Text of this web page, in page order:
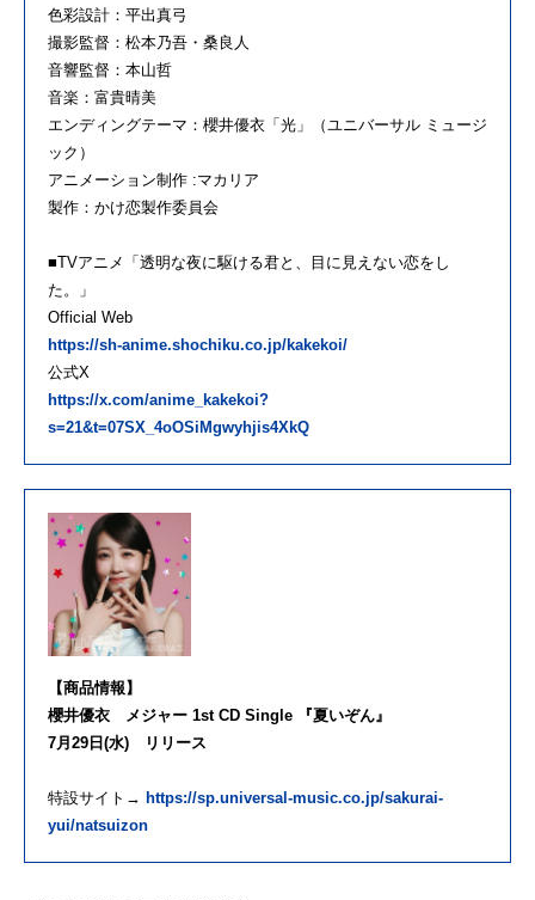
色彩設計：平出真弓
撮影監督：松本乃吾・桑良人
音響監督：本山哲
音楽：富貴晴美
エンディングテーマ：櫻井優衣「光」（ユニバーサル ミュージ
ック）
アニメーション制作 :マカリア
製作：かけ恋製作委員会
■TVアニメ「透明な夜に駆ける君と、目に見えない恋をし
た。」
Official Web
https://sh-anime.shochiku.co.jp/kakekoi/
公式X
https://x.com/anime_kakekoi?
s=21&t=07SX_4oOSiMgwyhjis4XkQ
【商品情報】
櫻井優衣 メジャー 1st CD Single 『夏いぞん』
7月29日(水) リリース
特設サイト→ https://sp.universal-music.co.jp/sakurai-
yui/natsuizon